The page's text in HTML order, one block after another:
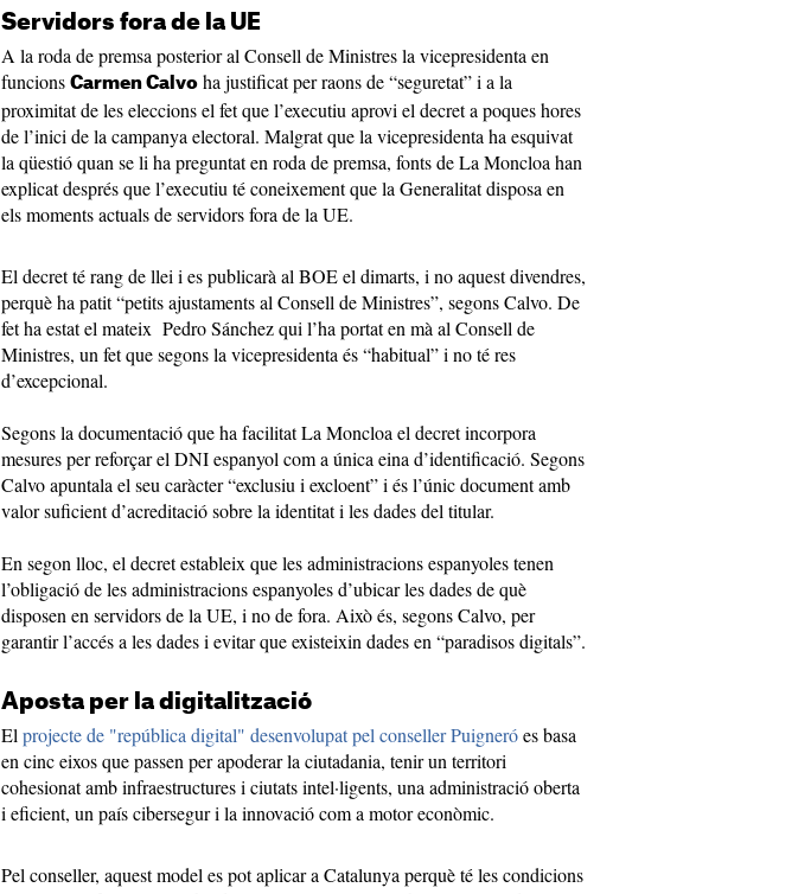
Servidors fora de la UE
A la roda de premsa posterior al Consell de Ministres la vicepresidenta en
funcions Carmen Calvo ha justificat per raons de “seguretat” i a la
proximitat de les eleccions el fet que l’executiu aprovi el decret a poques hores
de l’inici de la campanya electoral. Malgrat que la vicepresidenta ha esquivat
la qüestió quan se li ha preguntat en roda de premsa, fonts de La Moncloa han
explicat després que l’executiu té coneixement que la Generalitat disposa en
els moments actuals de servidors fora de la UE.
El decret té rang de llei i es publicarà al BOE el dimarts, i no aquest divendres,
perquè ha patit “petits ajustaments al Consell de Ministres”, segons Calvo. De
fet ha estat el mateix Pedro Sánchez qui l’ha portat en mà al Consell de
Ministres, un fet que segons la vicepresidenta és “habitual” i no té res
d’excepcional.
Segons la documentació que ha facilitat La Moncloa el decret incorpora
mesures per reforçar el DNI espanyol com a única eina d’identificació. Segons
Calvo apuntala el seu caràcter “exclusiu i excloent” i és l’únic document amb
valor suficient d’acreditació sobre la identitat i les dades del titular.
En segon lloc, el decret estableix que les administracions espanyoles tenen
l’obligació de les administracions espanyoles d’ubicar les dades de què
disposen en servidors de la UE, i no de fora. Això és, segons Calvo, per
garantir l’accés a les dades i evitar que existeixin dades en “paradisos digitals”.
Aposta per la digitalització
El projecte de "república digital" desenvolupat pel conseller Puigneróes basa
en cinc eixos que passen per apoderar la ciutadania, tenir un territori
cohesionat amb infraestructures i ciutats intel·ligents, una administració oberta
i eficient, un país cibersegur i la innovació com a motor econòmic.
Pel conseller, aquest model es pot aplicar a Catalunya perquè té les condicions